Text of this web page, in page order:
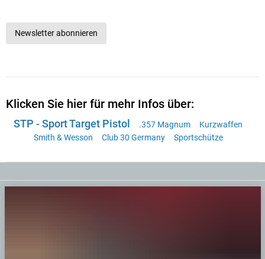
Newsletter abonnieren
Klicken Sie hier für mehr Infos über:
STP - Sport Target Pistol .357 Magnum
Kurzwaffen
Smith & Wesson
Club 30 Germany Sportschütze